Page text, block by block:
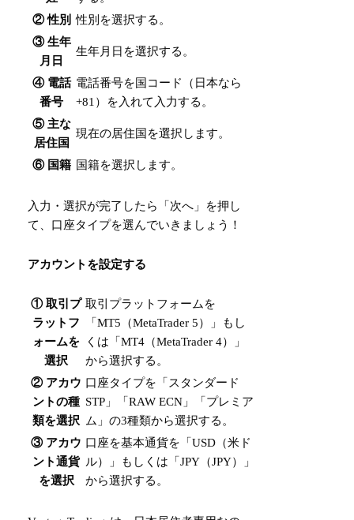
② 性別 性別を選択する。
③ 生年
月日
生年月日を選択する。
④ 電話
番号
電話番号を国コード（日本なら
+81）を入れて入力する。
⑤ 主な
居住国
現在の居住国を選択します。
⑥ 国籍 国籍を選択します。
入力・選択が完了したら「次へ」を押し
て、口座タイプを選んでいきましょう！
アカウントを設定する
① 取引プ
ラットフ
ォームを
選択
取引プラットフォームを
「MT5（MetaTrader 5）」もし
くは「MT4（MetaTrader 4）」
から選択する。
② アカウ
ントの種
類を選択
口座タイプを「スタンダード
STP」「RAW ECN」「プレミア
ム」の3種類から選択する。
③ アカウ
ント通貨
を選択
口座を基本通貨を「USD（米ド
ル）」もしくは「JPY（JPY）」
から選択する。